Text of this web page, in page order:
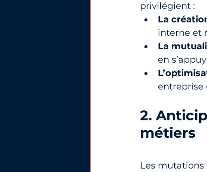
privilégient :
La
interne et
La
en
entreprise
2.
métiers
Les